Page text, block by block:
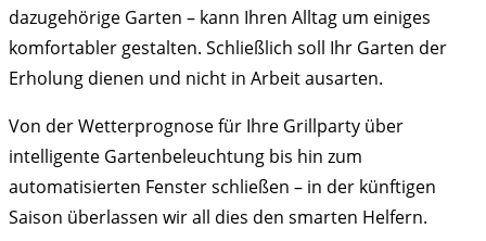
dazugehörige Garten – kann Ihren Alltag um einiges
komfortabler gestalten. Schließlich soll Ihr Garten der
Erholung dienen und nicht in Arbeit ausarten.
Von der Wetterprognose für Ihre Grillparty über
intelligente Gartenbeleuchtung bis hin zum
automatisierten Fenster schließen – in der künftigen
Saison überlassen wir all dies den smarten Helfern.